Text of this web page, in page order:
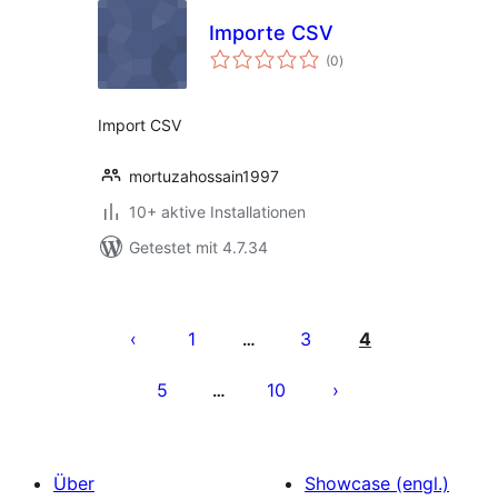
Importe CSV
(0Bewertungen
insgesamt
)
Import CSV
mortuzahossain1997
10+ aktive Installationen
Getestet mit 4.7.34
der
1 … 3 4
5 … 10
Über
Showcase (engl.)